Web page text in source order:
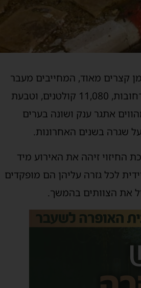
קצרים מאוד, המחייבים מעבר
מהיר ממצב שקט למצב כוננות גבוה ביותר. אשדוד, כעיר גדולה הכוללת 625 רחובות, 11,080 קולטנים, וטבעת
אתגר ענק ושונה בערים
שגרה בשנים האחרונות.
החיזוי זיהה את האירוע מיד
לכל גזרה עליהן הם מופקדים
את הצוותים בהמשך.